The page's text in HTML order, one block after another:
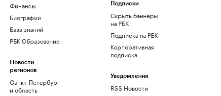
Финансы
Биографии
База знаний
РБК Образование
Новости
регионов
Санкт-Петербург
и область
Подписки
Скрыть баннеры
на РБК
Подписка на РБК
Корпоративная
подписка
Уведомления
RSS Новости